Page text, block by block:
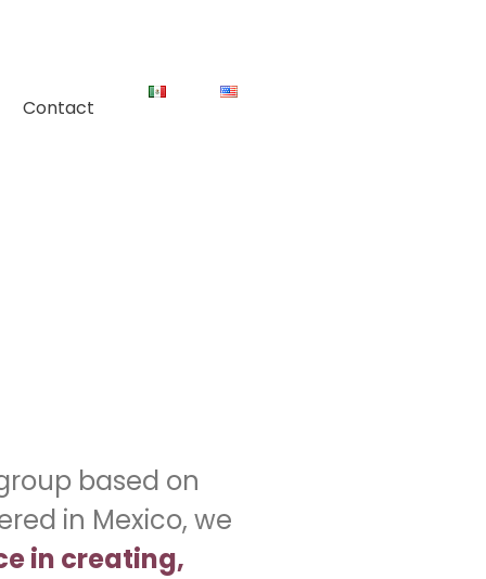
Contact
based on
in Mexico, we
in creating,